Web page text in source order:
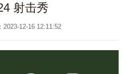
射击秀
2023-12-16 12:11:52